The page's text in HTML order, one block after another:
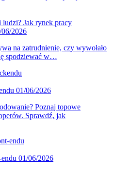
ludzi? Jak rynek pracy
06/2026
na zatrudnienie, czy wywołało
spodziewać w…
01/06/2026
Poznaj topowe
Sprawdź, jak
01/06/2026